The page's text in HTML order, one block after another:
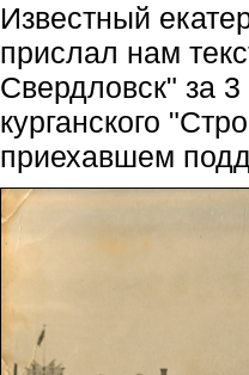
Известный
прислал нам
Свердловск" за
курганского
приехавшем